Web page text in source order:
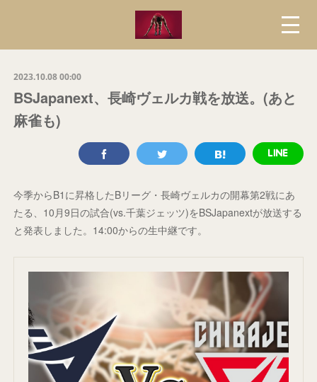
2023.10.08 00:00
BSJapanext、長崎ヴェルカ戦を放送。(あと
麻雀も)
今季からB1に昇格したBリーグ・長崎ヴェルカの開幕第2戦にあ
たる、10月9日の試合(vs.千葉ジェッツ)をBSJapanextが放送する
と発表しました。14:00からの生中継です。